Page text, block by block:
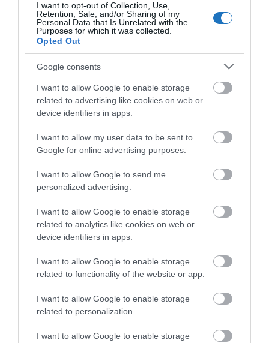
I want to opt-out of Collection, Use,
Retention, Sale, and/or Sharing of my
Personal Data that Is Unrelated with the
Purposes for which it was collected.
Opted Out
Google consents
I want to allow Google to enable storage
related to advertising like cookies on web or
device identifiers in apps.
I want to allow my user data to be sent to
Google for online advertising purposes.
I want to allow Google to send me
personalized advertising.
I want to allow Google to enable storage
related to analytics like cookies on web or
device identifiers in apps.
I want to allow Google to enable storage
related to functionality of the website or app.
I want to allow Google to enable storage
related to personalization.
I want to allow Google to enable storage
sújtott gyerek." Jean-Michel Maulpoix
KÖZÖSSÉGÜNK TÉGED IS VÁR!